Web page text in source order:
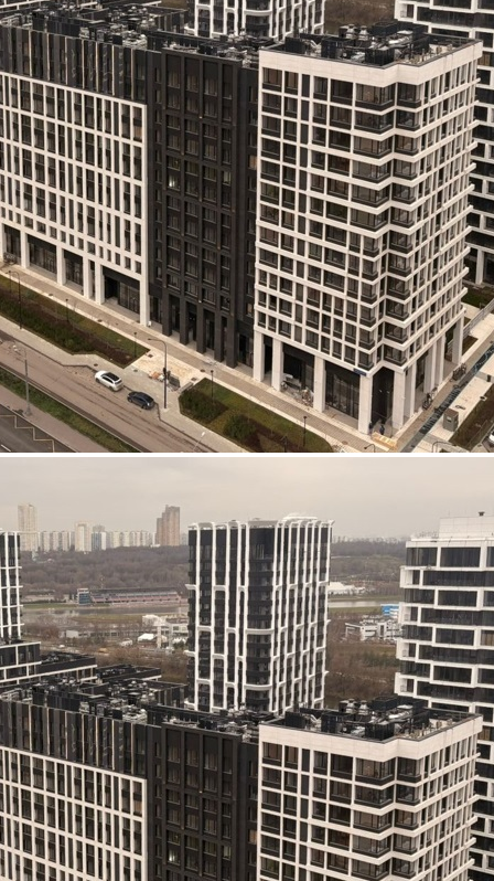
125564 - Г. МОСКВА,
НИЖНИЕ МНЁВНИКИ
УЛИЦА, Д.7
Москва / Московская обл
Получить контакты Посмотреть на карте
ЖК ОСТРОВ, 4 квартал. Помещение свободного назначения,
расположено на 1 этаже дома в составе ЖК Остров-4, корпус
7. Дом входит в состав ЖК «ОСТРОВ» в окружении
спортивного кластера: спортивный комплекс ЦСКА,
легкоатлетический манеж, Ледовый дворец Т.Навки. Площадь
– 66,1 кв.м. Отдельный вход, панорамные ок...
69 (+4)
Навигация